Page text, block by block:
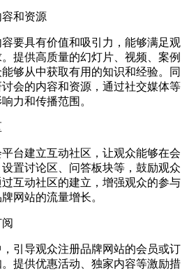
容和资源
要具有价值和吸引力，能够满足观
提供高质量的幻灯片、视频、案例
够从中获取有用的知识和经验。同
会的内容和资源，通过社交媒体等
力和传播范围。
台建立互动社区，让观众能够在会
置讨论区、问答板块等，鼓励观众
互动社区的建立，增强观众的参与
网站的流量增长。
引导观众注册品牌网站的会员或订
提供优惠活动、独家内容等激励措